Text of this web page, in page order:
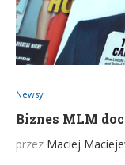
Newsy
Biznes MLM
przez Maciej